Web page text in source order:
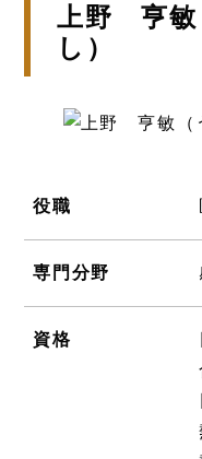
上野 亨敏
し）
役職
専門分野
資格